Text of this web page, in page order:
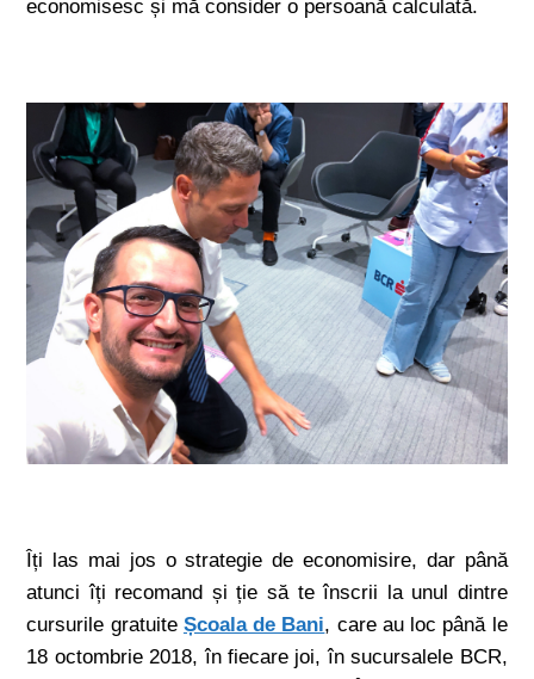
economisesc și mă consider o persoană calculată.
Îți las mai jos o strategie de economisire, dar până
atunci îți recomand și ție să te înscrii la unul dintre
cursurile gratuite Școala de Bani, care au loc până le
18 octombrie 2018, în fiecare joi, în sucursalele BCR,